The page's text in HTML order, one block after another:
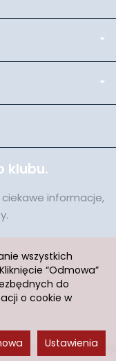
klubu.
informacje,
internetowy SOTESHOP AI
wszystkich
“Odmowa”
do
o cookie w
Ustawienia